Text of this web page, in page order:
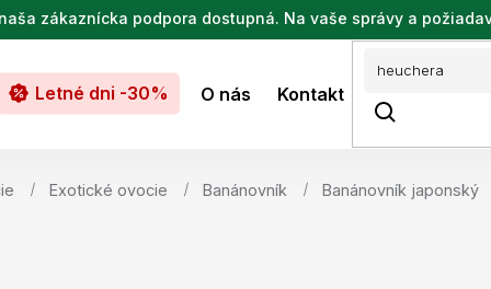
zákaznícka podpora dostupná. Na vaše správy a
Letné dni -30% O nás Kontakt
Exotické ovocie Banánovník Banánovník japonský